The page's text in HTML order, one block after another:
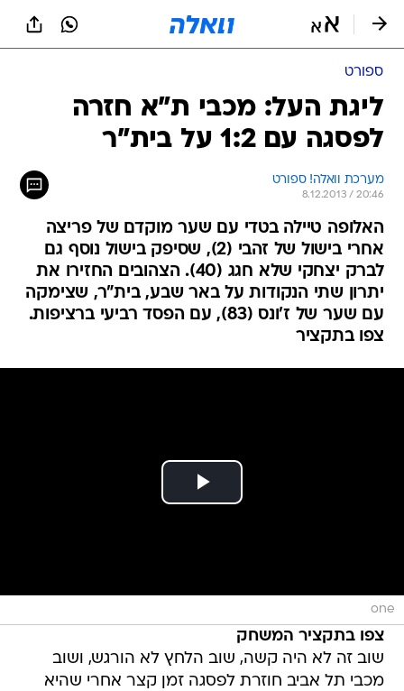
ספורט
ליגת העל: מכבי ת"א חזרה
לפסגה עם 1:2 על בית"ר
מערכת וואלה! ספורט
8.12.2013 / 20:46
האלופה טיילה בטדי עם שער מוקדם של פריצה
אחרי בישול של זהבי (2), שסיפק בישול נוסף גם
לברק יצחקי שלא חגג (40). הצהובים החזירו את
יתרון שתי הנקודות על באר שבע, בית"ר, שצימקה
עם שער של ז'ונס (83), עם הפסד רביעי ברציפות.
צפו בתקציר
one
צפו בתקציר המשחק
שוב זה לא היה קשה, שוב הלחץ לא הורגש, ושוב
מכבי תל אביב חוזרת לפסגה זמן קצר אחרי שהיא